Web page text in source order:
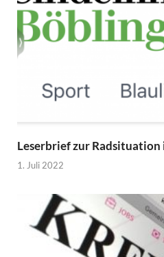
Leserbrief zur Radsituation
1. Juli 2022